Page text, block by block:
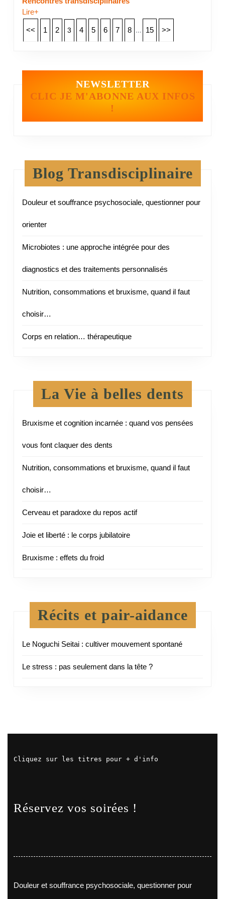
Lire+
<< 1 2 3 4 5 6 7 8 ... 15 >>
NEWSLETTER
CLIC JE M'ABONNE AUX INFOS
!
Blog Transdisciplinaire
Douleur et souffrance psychosociale, questionner pour
orienter
Microbiotes : une approche intégrée pour des
diagnostics et des traitements personnalisés
Nutrition, consommations et bruxisme, quand il faut
choisir…
Corps en relation… thérapeutique
La Vie à belles dents
Bruxisme et cognition incarnée : quand vos pensées
vous font claquer des dents
Nutrition, consommations et bruxisme, quand il faut
choisir…
Cerveau et paradoxe du repos actif
Joie et liberté : le corps jubilatoire
Bruxisme : effets du froid
Récits et pair-aidance
Le Noguchi Seitai : cultiver mouvement spontané
Le stress : pas seulement dans la tête ?
Cliquez sur les titres pour + d'info
Réservez vos soirées !
Douleur et souffrance psychosociale, questionner pour